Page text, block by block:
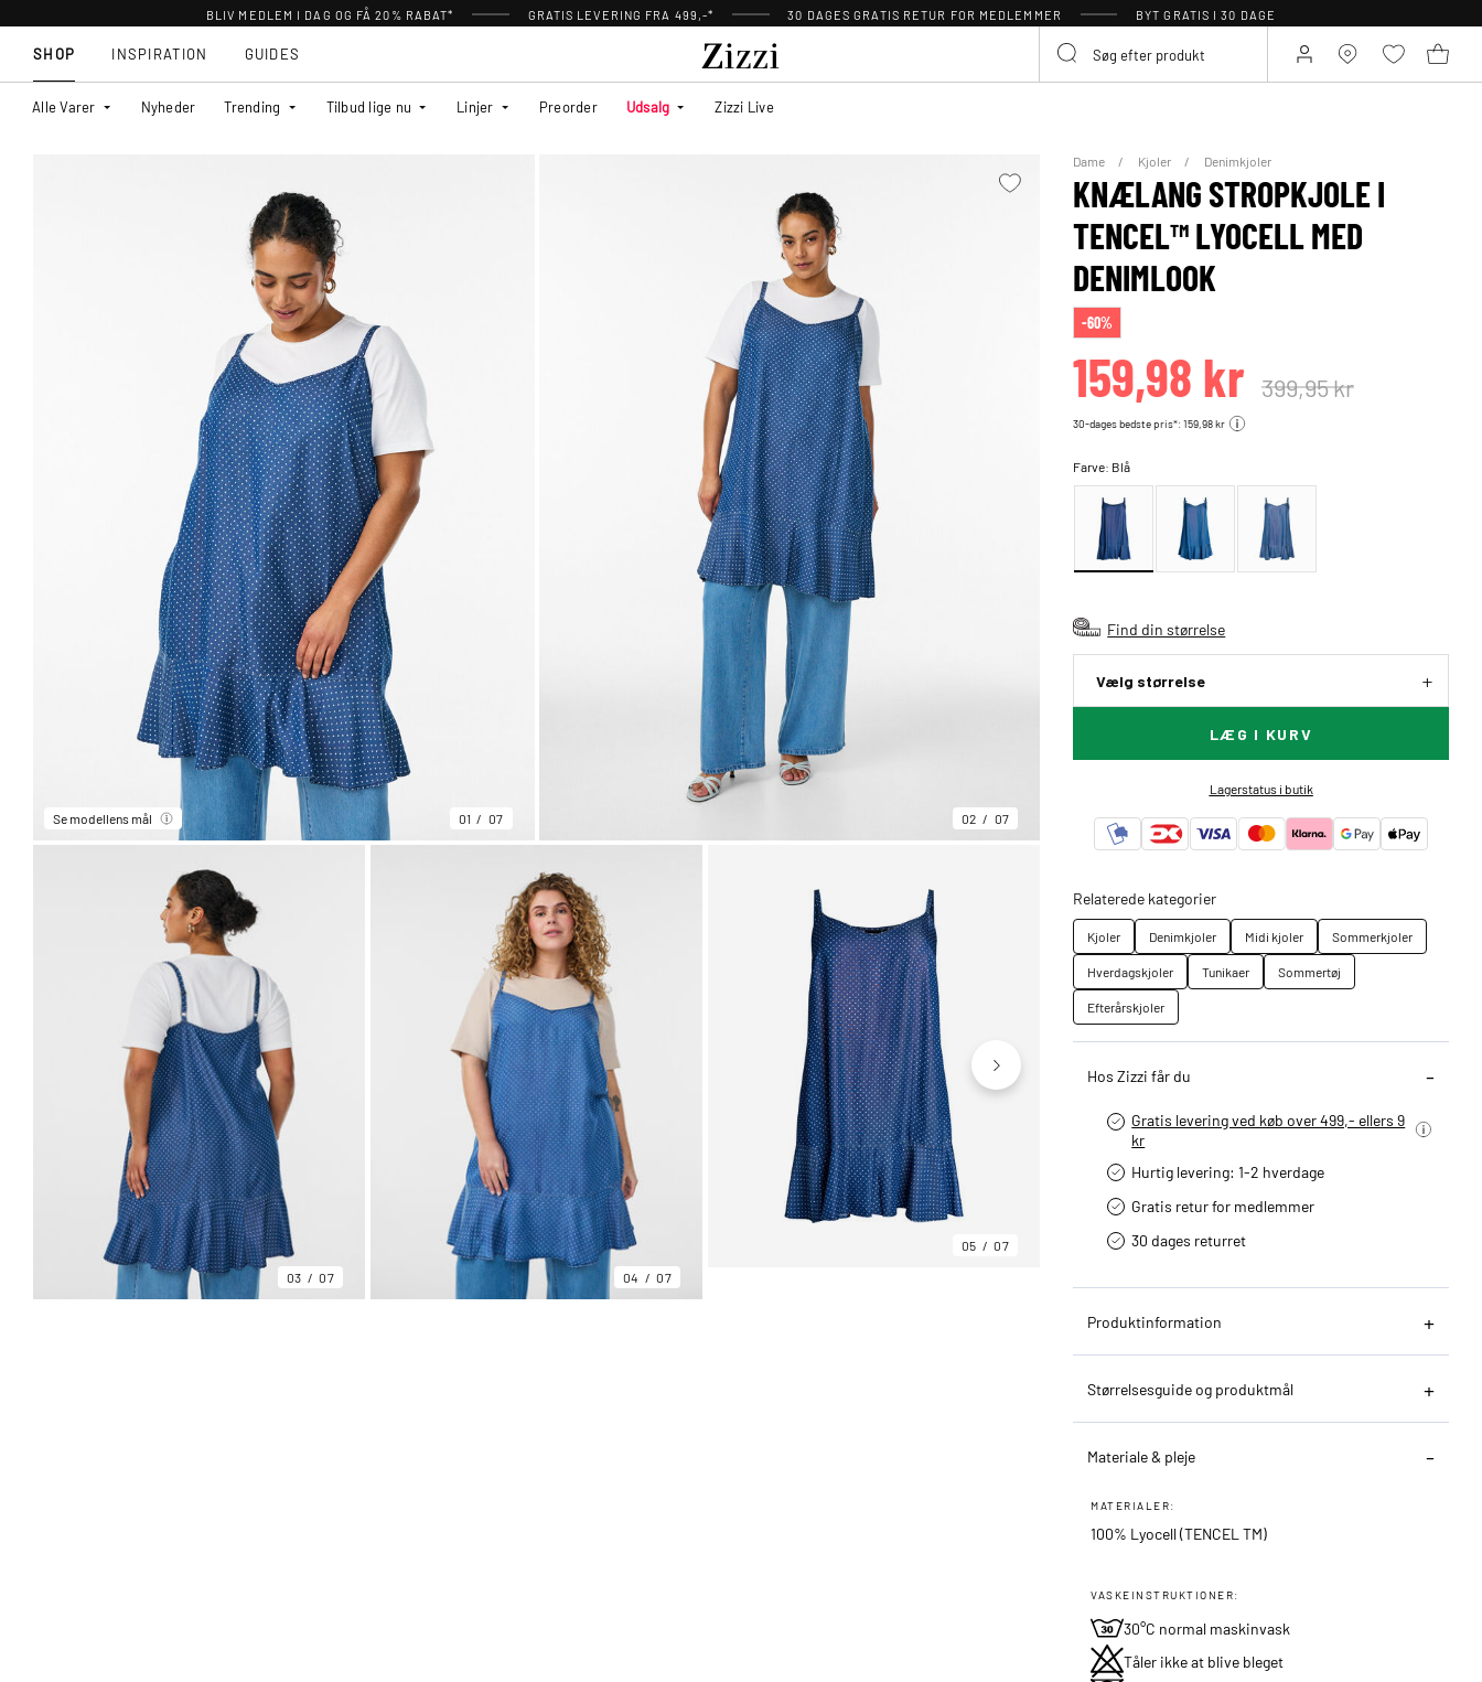
BLIV MEDLEM I DAG OG FÅ 20% RABAT* GRATIS LEVERING FRA 499,-* 30 DAGES GRATIS RETUR FOR MEDLEMMER BYT GRATIS I 30 DAGE
SHOP
Alle Varer Nyheder Trending Tilbud lige nu Linjer Preorder Udsalg Zizzi Live
INSPIRATION GUIDES
Se modellens mål 01 07 02 07
03 07 04 07
05 07
Dame Kjoler Denimkjoler
KNÆLANG STROPKJOLE I
TENCEL™ LYOCELL MED
DENIMLOOK
-60%
159,98 kr 399,95 kr
30-dages bedste pris*: 159,98 kr
Farve: Blå
Find din størrelse
Vælg størrelse
LÆG I KURV
Lagerstatus i butik
Relaterede kategorier
Kjoler Denimkjoler Midi kjoler
Sommerkjoler
Hverdagskjoler
Tunikaer
Sommertøj
Efterårskjoler
Hos Zizzi får du
Gratis levering ved køb over 499,- ellers 9
kr
Hurtig levering­: 1-2 hverdage
Gratis retur for medlemmer
30 dages returret
Produktinformation
Størrelsesguide og produktmål
Materiale & pleje
MATERIALER:
100% Lyocell (TENCEL TM)
VASKEINSTRUKTIONER:
30°C normal maskinvask
Tåler ikke at blive bleget